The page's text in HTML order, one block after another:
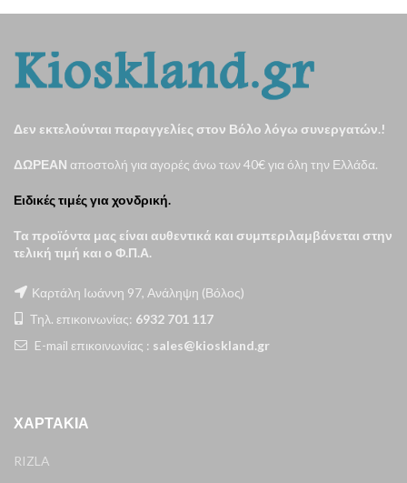
Δεν εκτελούνται παραγγελίες στον Βόλο λόγω συνεργατών.!
ΔΩΡΕΑΝ αποστολή για αγορές άνω των 40€ για όλη την Ελλάδα.
Ειδικές τιμές για χονδρική.
Τα προϊόντα μας είναι αυθεντικά και συμπεριλαμβάνεται στην
τελική τιμή και ο Φ.Π.Α.
Καρτάλη Ιωάννη 97, Ανάληψη (Βόλος)
Τηλ. επικοινωνίας: 6932 701 117
E-mail επικοινωνίας : sales@kioskland.gr
ΧΑΡΤΆΚΙΑ
RIZLA